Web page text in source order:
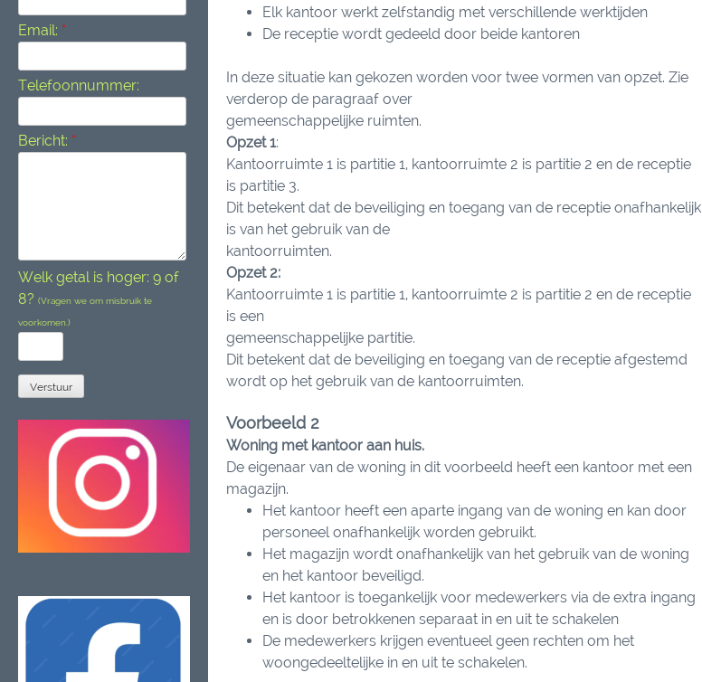
Elk kantoor werkt zelfstandig met verschillende werktijden
De receptie wordt gedeeld door beide kantoren
In deze situatie kan gekozen worden voor twee vormen van opzet. Zie
verderop de paragraaf over
gemeenschappelijke ruimten.
Opzet 1:
Kantoorruimte 1 is partitie 1, kantoorruimte 2 is partitie 2 en de receptie
is partitie 3.
Dit betekent dat de beveiliging en toegang van de receptie onafhankelijk
is van het gebruik van de
kantoorruimten.
Opzet 2:
Kantoorruimte 1 is partitie 1, kantoorruimte 2 is partitie 2 en de receptie
is een
gemeenschappelijke partitie.
Dit betekent dat de beveiliging en toegang van de receptie afgestemd
wordt op het gebruik van de kantoorruimten.
Voorbeeld 2
Woning met kantoor aan huis.
De eigenaar van de woning in dit voorbeeld heeft een kantoor met een
magazijn.
Het kantoor heeft een aparte ingang van de woning en kan door
personeel onafhankelijk worden gebruikt.
Het magazijn wordt onafhankelijk van het gebruik van de woning
en het kantoor beveiligd.
Het kantoor is toegankelijk voor medewerkers via de extra ingang
en is door betrokkenen separaat in en uit te schakelen
De medewerkers krijgen eventueel geen rechten om het
woongedeeltelijke in en uit te schakelen.
Email: *
Telefoonnummer:
Bericht: *
Welk getal is hoger: 9 of
8? (Vragen we om misbruik te
voorkomen.)